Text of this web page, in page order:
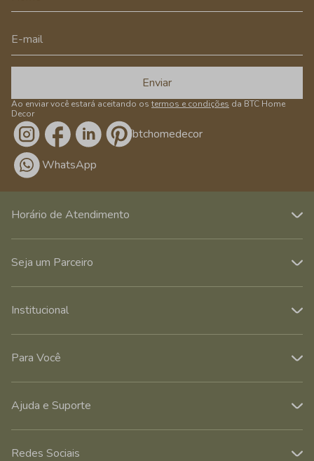
Enviar
Ao enviar você estará aceitando os termos e condições da BTC Home
Decor
/btchomedecor
WhatsApp
Horário de Atendimento
Seja um Parceiro
Institucional
Para Você
Ajuda e Suporte
Redes Sociais